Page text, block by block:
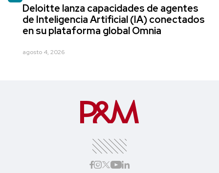
Deloitte lanza capacidades de agentes
de Inteligencia Artificial (IA) conectados
en su plataforma global Omnia
agosto 4, 2026